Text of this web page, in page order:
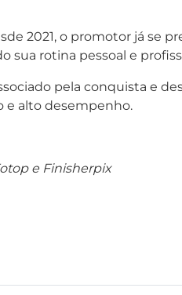
2021, o promotor já se
sua rotina pessoal e
pela conquista e
e alto desempenho.
e Finisherpix